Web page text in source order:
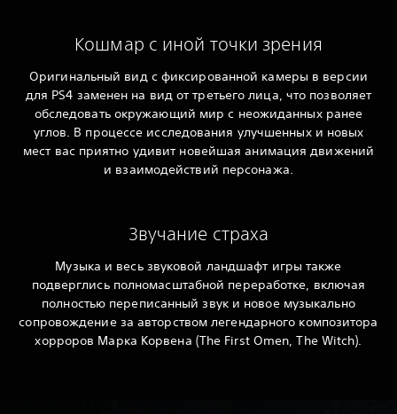
Кошмар с иной точки зрения
Оригинальный вид с фиксированной камеры в версии
для PS4 заменен на вид от третьего лица, что позволяет
обследовать окружающий мир с неожиданных ранее
углов. В процессе исследования улучшенных и новых
мест вас приятно удивит новейшая анимация движений
и взаимодействий персонажа.
Звучание страха
Музыка и весь звуковой ландшафт игры также
подверглись полномасштабной переработке, включая
полностью переписанный звук и новое музыкально
сопровождение за авторством легендарного композитора
хорроров Марка Корвена (The First Omen, The Witch).